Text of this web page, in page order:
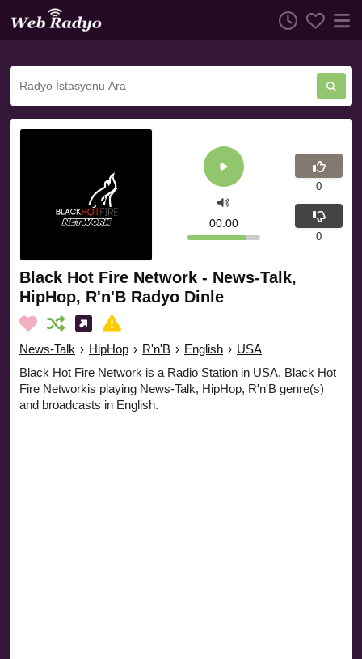
Black Hot Fire Network - News-Talk,
HipHop, R'n'B Radyo Dinle
News-Talk › HipHop › R'n'B › English › USA
Black Hot Fire Network is a Radio Station in USA. Black Hot
Fire Networkis playing News-Talk, HipHop, R'n'B genre(s)
and broadcasts in English.
00:00
0
0